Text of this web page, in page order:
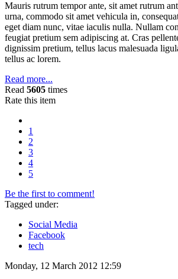
Mauris rutrum tempor ante, sit amet rutrum
urna, commodo sit amet vehicula in,
eget diam nunc, vitae iaculis nulla. Nullam
feugiat pretium sem adipiscing at. Cras
dignissim pretium, tellus lacus malesuada
tellus ac lorem.
Read more...
Read 5605 times
Rate this item
1
2
3
4
5
Be the first to comment!
Tagged under:
Social Media
Facebook
tech
Monday, 12 March 2012 12:59